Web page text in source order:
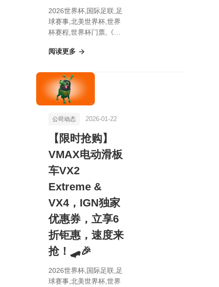
2026世界杯,国际足联,足
球赛事,北美世界杯,世界
杯赛程,世界杯门票,《波
延期5年，育碧坦言挑战
时限！
阅读更多
公司动态 2026-01-22
【限时抢购】
VMAX电动滑板
车VX2
Extreme &
VX4，IGN独家
优惠券，立享6
折钜惠，速度来
抢！🛹🎉
2026世界杯,国际足联,足
球赛事,北美世界杯,世界